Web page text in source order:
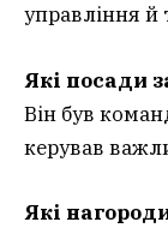
управління й
Які посади
Він був
керував
Які